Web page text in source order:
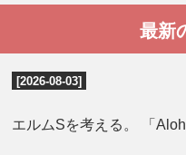
最新
[2026-08-03]
エルムSを考える。 「